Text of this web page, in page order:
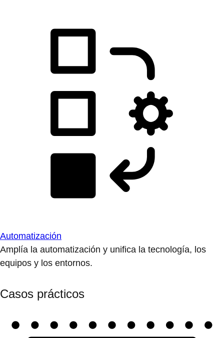
Automatización
Amplía la automatización y unifica la tecnología, los
equipos y los entornos.
Casos prácticos